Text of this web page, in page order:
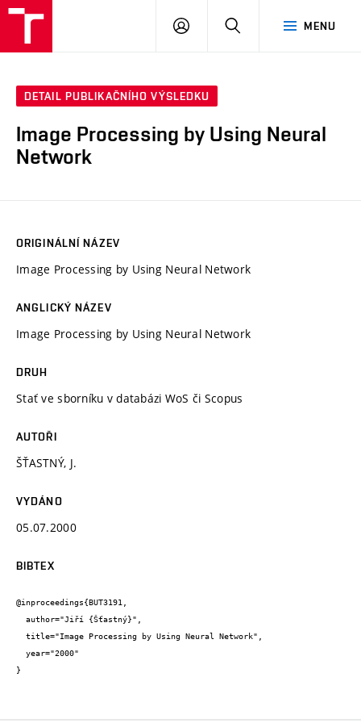
MENU
PŘIHLÁSIT
DETAIL PUBLIKAČNÍHO VÝSLEDKU
Image Processing by Using Neural
Network
ORIGINÁLNÍ NÁZEV
Image Processing by Using Neural Network
ANGLICKÝ NÁZEV
Image Processing by Using Neural Network
DRUH
Stať ve sborníku v databázi WoS či Scopus
AUTOŘI
ŠŤASTNÝ, J.
VYDÁNO
05.07.2000
BIBTEX
@inproceedings{BUT3191,
}